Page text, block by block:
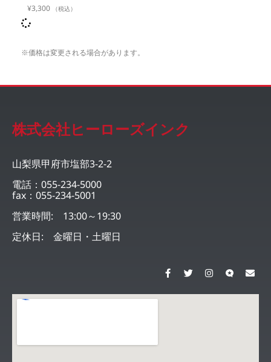
¥3,300 （税込）
※価格は変更される場合があります。
株式会社ヒーローズインク
山梨県甲府市塩部3-2-2
電話：055-234-5000
fax：055-234-5001
営業時間: 13:00～19:30
定休日: 金曜日・土曜日